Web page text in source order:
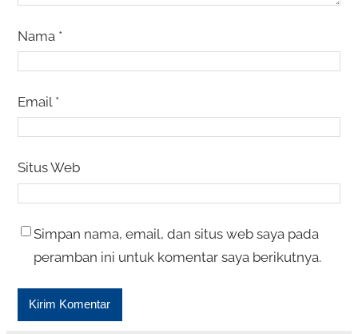
Nama *
Email *
Situs Web
Simpan nama, email, dan situs web saya pada
peramban ini untuk komentar saya berikutnya.